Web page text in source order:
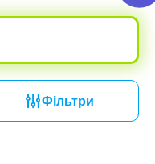
Фільтри